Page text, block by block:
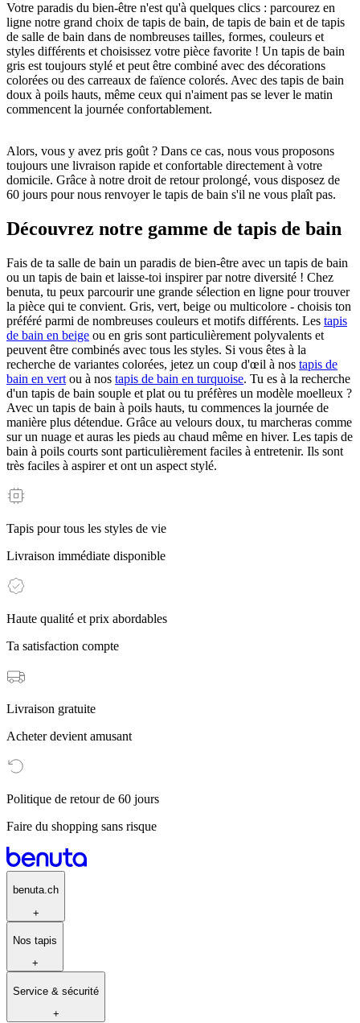
Votre paradis du bien-être n'est qu'à quelques clics : parcourez en
ligne notre grand choix de tapis de bain, de tapis de bain et de tapis
de salle de bain dans de nombreuses tailles, formes, couleurs et
styles différents et choisissez votre pièce favorite ! Un tapis de bain
gris est toujours stylé et peut être combiné avec des décorations
colorées ou des carreaux de faïence colorés. Avec des tapis de bain
doux à poils hauts, même ceux qui n'aiment pas se lever le matin
commencent la journée confortablement.
Alors, vous y avez pris goût ? Dans ce cas, nous vous proposons
toujours une livraison rapide et confortable directement à votre
domicile. Grâce à notre droit de retour prolongé, vous disposez de
60 jours pour nous renvoyer le tapis de bain s'il ne vous plaît pas.
Découvrez notre gamme de tapis de bain
Fais de ta salle de bain un paradis de bien-être avec un tapis de bain
ou un tapis de bain et laisse-toi inspirer par notre diversité ! Chez
benuta, tu peux parcourir une grande sélection en ligne pour trouver
la pièce qui te convient. Gris, vert, beige ou multicolore - choisis ton
préféré parmi de nombreuses couleurs et motifs différents. Les tapis
de bain en beige ou en gris sont particulièrement polyvalents et
peuvent être combinés avec tous les styles. Si vous êtes à la
recherche de variantes colorées, jetez un coup d'œil à nos tapis de
bain en vert ou à nos tapis de bain en turquoise. Tu es à la recherche
d'un tapis de bain souple et plat ou tu préfères un modèle moelleux ?
Avec un tapis de bain à poils hauts, tu commences la journée de
manière plus détendue. Grâce au velours doux, tu marcheras comme
sur un nuage et auras les pieds au chaud même en hiver. Les tapis de
bain à poils courts sont particulièrement faciles à entretenir. Ils sont
très faciles à aspirer et ont un aspect stylé.
Tapis pour tous les styles de vie
Livraison immédiate disponible
Haute qualité et prix abordables
Ta satisfaction compte
Livraison gratuite
Acheter devient amusant
Politique de retour de 60 jours
Faire du shopping sans risque
benuta.ch
+
Nos tapis
+
Service & sécurité
+